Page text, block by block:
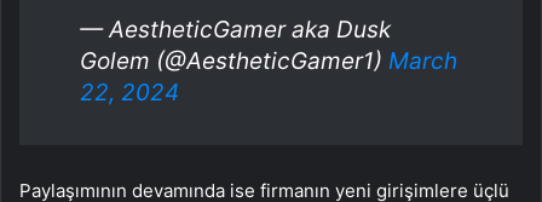
— AestheticGamer aka Dusk
Golem (@AestheticGamer1) March
22, 2024
Paylaşımının devamında ise firmanın yeni girişimlere üçlü